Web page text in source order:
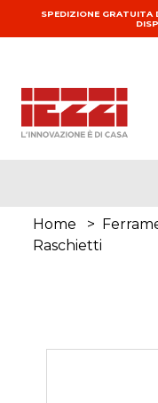
Salta al contenuto
SPEDIZIONE GRATUITA
Home >
Raschietti